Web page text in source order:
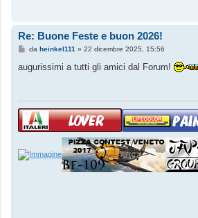
Re: Buone Feste e buon 2026!
M
s
s
i
da heinkel111» 22 dicembre 2025, 15:56
augurissimi a tutti gli amici dal Forum!